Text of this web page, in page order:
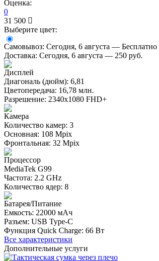
Оценка:
0
31 500
Выберите цвет:
Самовывоз: Сегодня, 6 августа — Бесплатно
Доставка: Сегодня, 6 августа — 250 руб.
Дисплей
Диагональ (дюйм): 6,81
Цветопередача: 16,78 млн.
Разрешение: 2340х1080 FHD+
Камера
Количество камер: 3
Основная: 108 Mpix
Фронтальная: 32 Mpix
Процессор
MediaTek G99
Частота: 2.2 GHz
Количество ядер: 8
Батарея/Питание
Емкость: 22000 мАч
Разъем: USB Type-C
Функция Quick Charge: 66 Вт
Все характеристики
Дополнительные услуги